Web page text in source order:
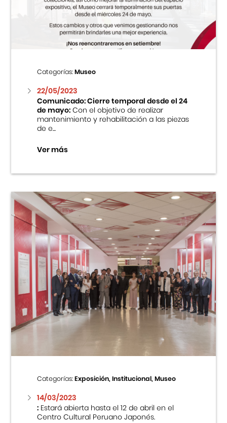
Centro Cultural Peruano Japonés
Museo de la Inmigración Japonesa
Fondo Editorial
Teatro Peruano Japonés
Categorías:Museo
22/05/2023
Comunicado: Cierre temporal desde el 24
de mayo:Con el objetivo de realizar
mantenimiento y rehabilitación a las piezas
de e...
Ver más
Categorías:Exposición, Institucional, Museo
14/03/2023
:Estará abierta hasta el 12 de abril en el
Centro Cultural Peruano Japonés.